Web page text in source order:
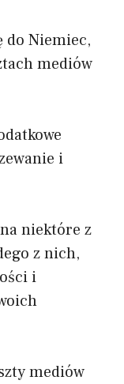
do Niemiec,
mediów
i
niektóre z
z nich,
i
mediów